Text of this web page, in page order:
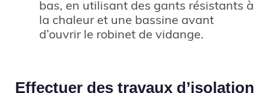
bas, en utilisant des gants résistants à
la chaleur et une bassine avant
d’ouvrir le robinet de vidange.
Effectuer des travaux d’isolation